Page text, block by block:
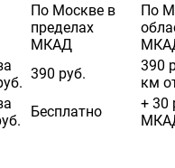
По Москве в
пределах
МКАД
По
390 руб.
390
км
Бесплатно
+ 30